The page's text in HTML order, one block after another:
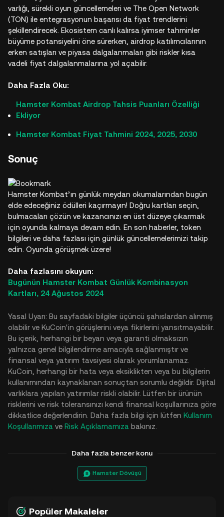
varlığı, sürekli oyun güncellemeleri ve The Open Network
(TON) ile entegrasyonun başarısı da fiyat trendlerini
şekillendirecek. Ekosistem canlı kalırsa iyimser tahminler
büyüme potansiyelini öne sürerken, airdrop katılımcılarının
erken satışları ve piyasa dalgalanmaları gibi riskler kısa
vadeli fiyat dalgalanmalarına yol açabilir.
Daha Fazla Oku:
Hamster Kombat Airdrop Tahsis Puanları Özelliği
Ekliyor
Hamster Kombat Fiyat Tahmini 2024, 2025, 2030
Sonuç
Hamster Kombat’ın günlük meydan okumalarından bugün
elde edeceğiniz ödülleri kaçırmayın! Doğru kartları seçin,
bulmacaları çözün ve kazancınızı en üst düzeye çıkarmak
için oyunda kalmaya devam edin. En son haberler, token
bilgileri ve daha fazlası için günlük güncellemelerimizi takip
edin. Oyunda görüşmek üzere!
Daha fazlasını okuyun:
Bugünün Hamster Kombat Günlük Kombinasyon
Kartları, 24 Ağustos 2024
Yasal Uyarı: Bu sayfadaki bilgiler üçüncü şahıslardan alınmış
olabilir ve KuCoin'in görüşlerini veya fikirlerini yansıtmayabilir.
Bu içerik, herhangi bir beyan veya garanti olmaksızın
yalnızca genel bilgilendirme amacıyla sağlanmıştır ve
finansal veya yatırım tavsiyesi olarak yorumlanamaz.
KuCoin, herhangi bir hata veya eksiklikten veya bu bilgilerin
kullanımından kaynaklanan sonuçtan sorumlu değildir. Dijital
varlıklara yapılan yatırımlar riskli olabilir. Lütfen bir ürünün
risklerini ve risk toleransınızı kendi finansal koşullarınıza göre
dikkatlice değerlendirin. Daha fazla bilgi için lütfen Kullanım
Koşullarımıza ve Risk Açıklamamıza bakınız.
Daha fazla benzer konu
Hamster Dövüşü
Popüler Makaleler